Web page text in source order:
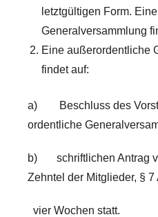
letztgültigen Form.
Generalversammlung
Eine außerordentliche
findet auf:
a) Beschluss des
ordentliche
b) schriftlichen Antrag
Zehntel der Mitglieder, § 7
vier Wochen statt.